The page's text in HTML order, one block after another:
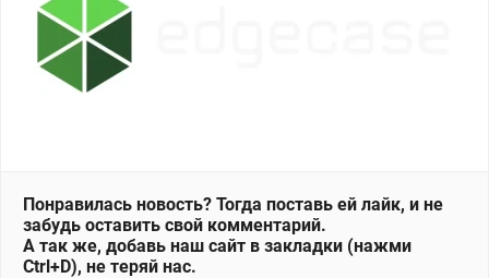
Понравилась новость? Тогда поставь ей лайк, и не
забудь оставить свой комментарий.
А так же, добавь наш сайт в закладки (нажми
Ctrl+D), не теряй нас.